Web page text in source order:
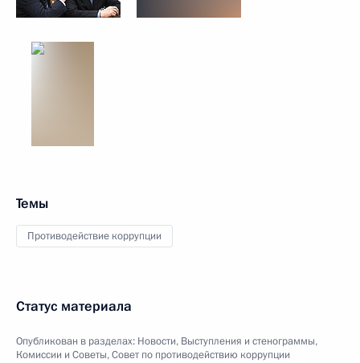
Темы
Противодействие коррупции
Статус материала
Опубликован в разделах: Новости, Выступления и стенограммы,
Комиссии и Советы,Совет по противодействию коррупции